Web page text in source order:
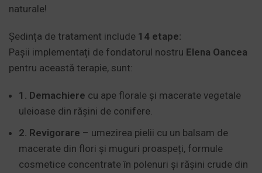
naturale!
Ședința de tratament include 14 etape:
Pașii implementați de fondatorul nostru Elena Oancea
pentru această terapie, sunt:
1. Demachiere cu ape florale și macerate vegetale
uleioase din rășini de conifere.
2. Revigorare – umezirea pielii cu un balsam de
macerate din flori și muguri proaspeți, formule
cosmetice concentrate în polenuri și rășini crude din